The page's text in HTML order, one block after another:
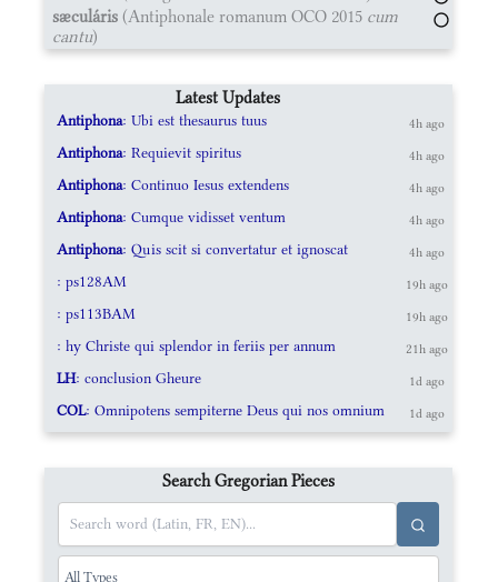
sæculáris (Antiphonale romanum OCO 2015 cum
cantu)
Latest Updates
Antiphona: Ubi est thesaurus tuus 4h ago
Antiphona: Requievit spiritus 4h ago
Antiphona: Continuo Iesus extendens 4h ago
Antiphona: Cumque vidisset ventum 4h ago
Antiphona: Quis scit si convertatur et ignoscat 4h ago
: ps128AM 19h ago
: ps113BAM 19h ago
: hy Christe qui splendor in feriis per annum 21h ago
LH: conclusion Gheure 1d ago
COL: Omnipotens sempiterne Deus qui nos omnium 1d ago
Search Gregorian Pieces